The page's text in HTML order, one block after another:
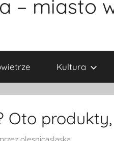
– miasto
Kultura
Oto